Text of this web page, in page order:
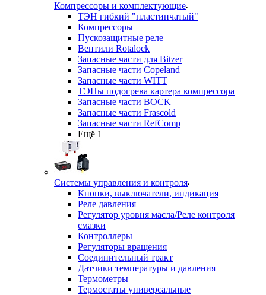
Компрессоры и комплектующие
ТЭН гибкий "пластинчатый"
Компрессоры
Пускозащитные реле
Вентили Rotalock
Запасные части для Bitzer
Запасные части Copeland
Запасные части WITT
ТЭНы подогрева картера компрессора
Запасные части BOCK
Запасные части Frascold
Запасные части RefComp
Ещё 1
Системы управления и контроля
Кнопки, выключатели, индикация
Реле давления
Регулятор уровня масла/Реле контроля
смазки
Контроллеры
Регуляторы вращения
Соединительный тракт
Датчики температуры и давления
Термометры
Термостаты универсальные